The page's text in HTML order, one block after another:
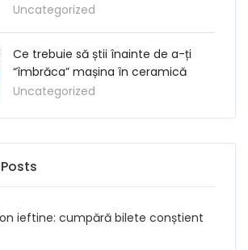
Uncategorized
Ce trebuie să știi înainte de a-ți
“îmbrăca” mașina în ceramică
Uncategorized
ieftine: cumpără bilete conștient